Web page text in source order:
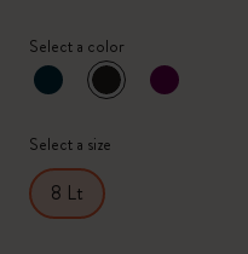
Select a color
sélectionné
*Couleur sélectionnée
Select a size
8 Lt